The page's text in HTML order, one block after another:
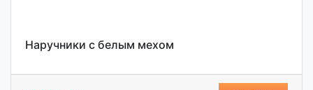
Наручники с белым мехом